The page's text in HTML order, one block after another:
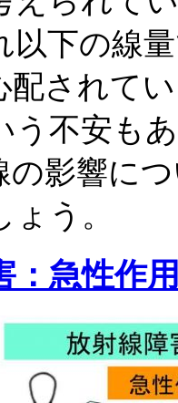
以下の線
配されて
う不安も
の影響に
う。
：急性作